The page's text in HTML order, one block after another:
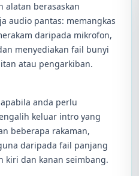
alatan berasaskan
audio pantas: memangkas
daripada mikrofon,
menyediakan fail bunyi
atau pengarkiban.
anda perlu
keluar intro yang
beberapa rakaman,
daripada fail panjang
kiri dan kanan seimbang.